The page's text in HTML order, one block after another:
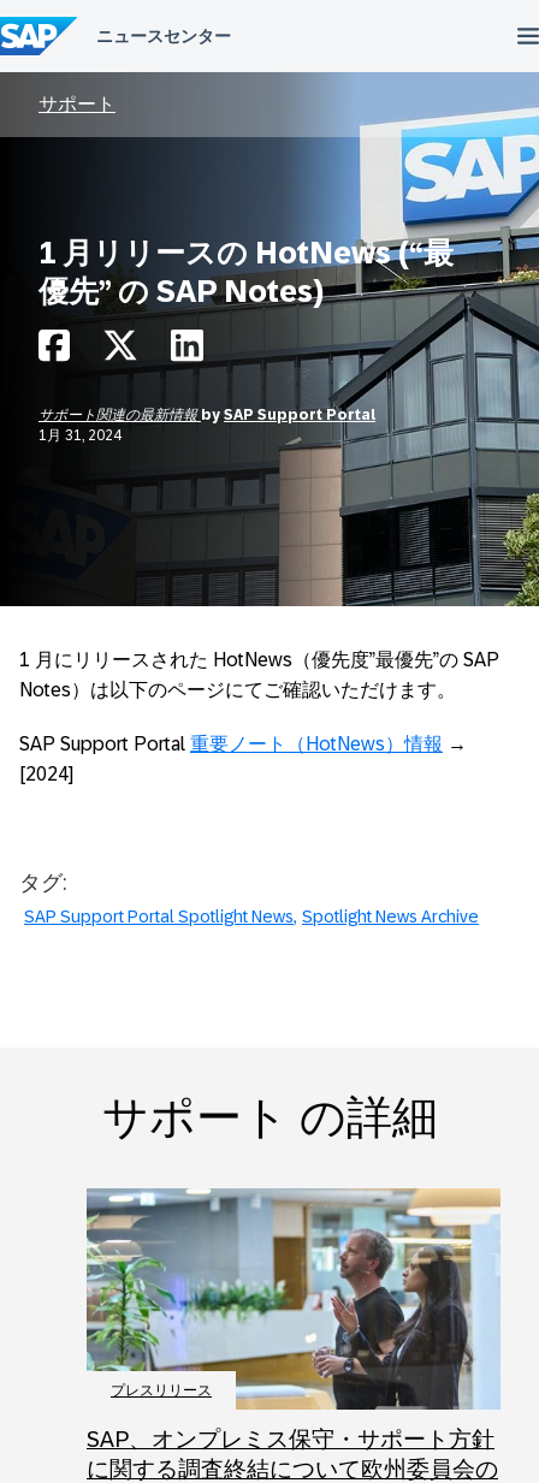
ン
テ
ン
サポート
1 月リリースの HotNews (“最
優先” の SAP Notes)
サポート関連の最新情報 bySAP Support Portal
1月 31, 2024
1 月にリリースされた HotNews（優先度”最優先”の SAP
Notes）は以下のページにてご確認いただけます。
SAP Support Portal 重要ノート（HotNews）情報 →
[2024]
タグ:
SAP Support Portal Spotlight News Spotlight News Archive
サポート の詳細
プレスリリース
SAP、オンプレミス保守・サポート方針
に関する調査終結について欧州委員会の